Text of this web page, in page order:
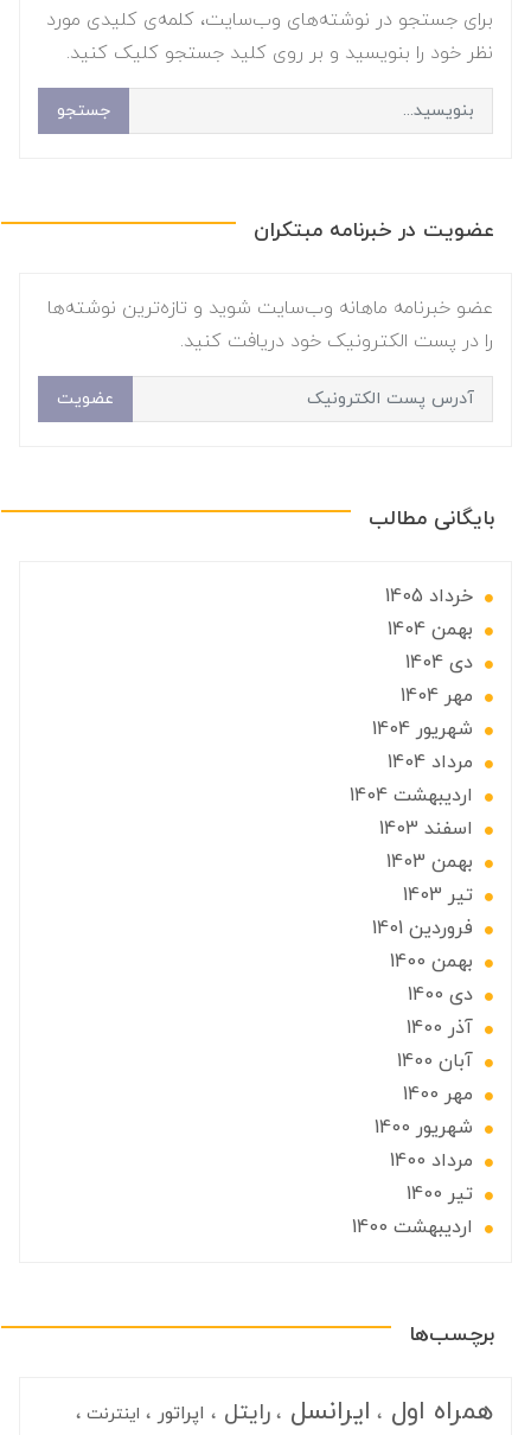
برای جستجو در نوشته‌های وب‌سایت، کلمه‌ی کلیدی مورد
نظر خود را بنویسید و بر روی کلید جستجو کلیک کنید.
جستجو
عضویت در خبرنامه مبتکران
عضو خبرنامه ماهانه وب‌سایت شوید و تازه‌ترین نوشته‌ها
را در پست الکترونیک خود دریافت کنید.
عضویت
بایگانی مطالب
خرداد 1405
بهمن 1404
دی 1404
مهر 1404
شهریور 1404
مرداد 1404
ارديبهشت 1404
اسفند 1403
بهمن 1403
تير 1403
فروردین 1401
بهمن 1400
دی 1400
آذر 1400
آبان 1400
مهر 1400
شهریور 1400
مرداد 1400
تير 1400
ارديبهشت 1400
برچسب‌ها
همراه اول ایرانسل رایتل اپراتور
اینترنت